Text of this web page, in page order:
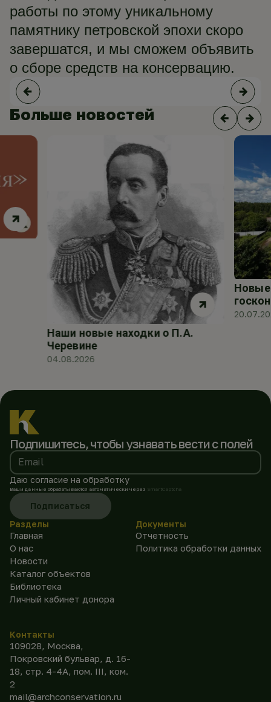
работы по этому уникальному
памятнику петровской эпохи скоро
завершатся, и мы сможем объявить
о сборе средств на консервацию.
Больше новостей
Наши новые находки о П.А.
Черевине
04.08.2026
Новые
Подпишитесь, чтобы узнавать вести с полей
Email
Даю согласие на обработку
Ваши данные обрабатываются автоматически через SmartCaptcha
Подписаться
Разделы
Главная
О нас
Новости
Каталог объектов
Библиотека
Личный кабинет донора
Документы
Отчетность
Политика обработки данных
Контакты
109028, Москва,
Покровский бульвар, д. 16-
18, стр. 4-4А, пом. III, ком.
2
mail@archconservation.ru